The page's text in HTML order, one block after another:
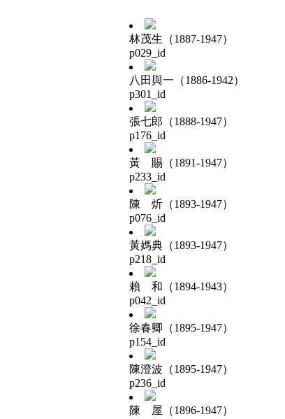
林茂生（1887-1947）
p029_id
八田與一（1886-1942）
p301_id
張七郎（1888-1947）
p176_id
黃 賜（1891-1947）
p233_id
陳 炘（1893-1947）
p076_id
黃媽典（1893-1947）
p218_id
賴 和（1894-1943）
p042_id
徐春卿（1895-1947）
p154_id
陳澄波（1895-1947）
p236_id
陳 屋（1896-1947）